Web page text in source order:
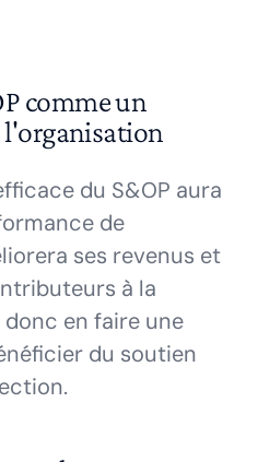
comme un
l'organisation
du S&OP aura
de
ses revenus et
à la
en faire une
du soutien